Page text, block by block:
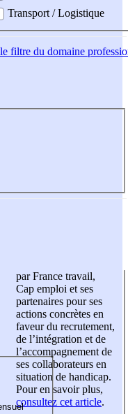
Transport / Logistique
filtre du domaine
par France travail,
Cap emploi et ses
partenaires pour ses
actions concrètes en
faveur du recrutement,
de l’intégration et de
l’accompagnement de
ses collaborateurs en
situation de handicap.
Pour en savoir plus,
consultez cet article.